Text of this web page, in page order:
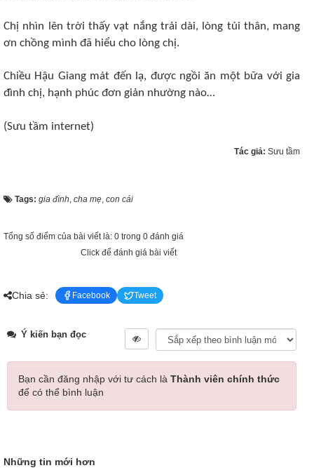
Chị nhìn lên trời thấy vạt nắng trải dài, lòng tủi thân, mang
ơn chồng mình đã hiểu cho lòng chị.
Chiều Hậu Giang mát đến lạ, được ngồi ăn một bữa với gia
đình chị, hạnh phúc đơn giản nhường nào…
(Sưu tầm internet)
Tác giả: Sưu tầm
Tags: gia đình, cha mẹ, con cái
Tổng số điểm của bài viết là: 0 trong 0 đánh giá
Click để đánh giá bài viết
Chia sẻ: Facebook Tweet
Ý kiến bạn đọc
Bạn cần đăng nhập với tư cách là Thành viên chính thức
để có thể bình luận
Những tin mới hơn